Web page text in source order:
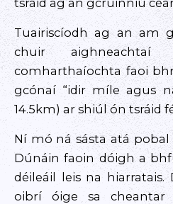
tsráid ag an gcruinniú
Tuairiscíodh ag an am
chuir
comharthaíochta faoi
gcónaí “idir míle agus
14.5km) ar shiúl ón tsráid
Ní mó ná sásta atá
Dúnáin faoin dóigh a
déileáil leis na hiarratais.
oibrí óige sa